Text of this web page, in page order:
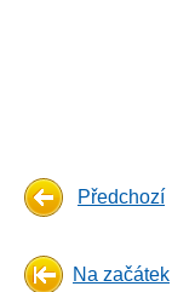
Předchozí
Na začátek